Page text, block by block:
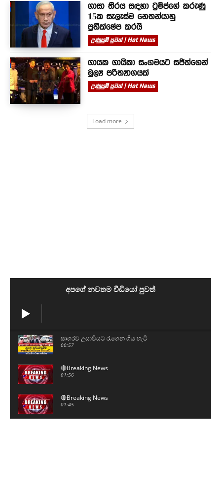
ගාසා තීරය සඳහා ට්‍රම්ප්ගේ කරුණු
15ක සැලැස්ම නෙතන්යාහු
ප්‍රතික්ෂේප කරයි
උණුසුම් පුවත් | Hot News
ගායක ගායිකා සංගමයට සජිත්ගෙන්
මූල්‍ය පරිත්‍යාගයක්
උණුසුම් පුවත් | Hot News
Load more
අපගේ නවතම වීඩියෝ පුවත්
සාගරව උසාවියට රැගෙන ගිය හැටි
00:57
🔴Breaking News
01:56
🔴Breaking News
01:45